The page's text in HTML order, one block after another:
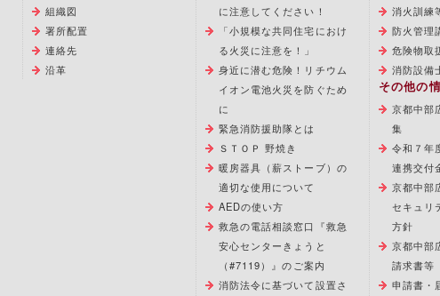
組織図
署所配置
連絡先
沿革
に注意してください！
「小規模な共同住宅におけ
る火災に注意を！」
身近に潜む危険！リチウム
イオン電池火災を防ぐため
に
緊急消防援助隊とは
ＳＴＯＰ 野焼き
暖房器具（薪ストーブ）の
適切な使用について
AEDの使い方
救急の電話相談窓口『救急
安心センターきょうと
（#7119）』のご案内
消防法令に基づいて設置さ
消火訓練
防火管理
危険物取
消防設備
その他の
京都中部
集
令和７
連携交付
京都中部
セキュリ
方針
京都中部
請求書等
申請書・